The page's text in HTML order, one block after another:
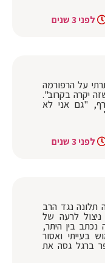
לפני 3 שנים
על הרפורמה
יקרה בקרוב".
"גם אני לא
לפני 3 שנים
תלונה נגד הרב
ניצול לרעה של
נכתב בין היתר,
בעייתי ואסור
ברגל גסה את